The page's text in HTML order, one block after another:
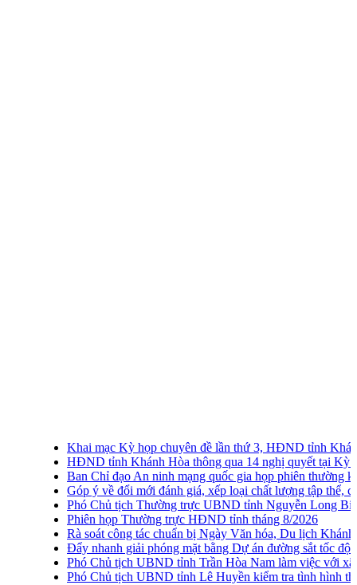
Khai mạc Kỳ họp chuyên đề lần thứ 3, HĐND tỉnh Khánh
HĐND tỉnh Khánh Hòa thông qua 14 nghị quyết tại Kỳ họp
Ban Chỉ đạo An ninh mạng quốc gia họp phiên thường kỳ
Góp ý về đổi mới đánh giá, xếp loại chất lượng tập thể, cá
Phó Chủ tịch Thường trực UBND tỉnh Nguyễn Long Biên
Phiên họp Thường trực HĐND tỉnh tháng 8/2026
Rà soát công tác chuẩn bị Ngày Văn hóa, Du lịch Khánh
Đẩy nhanh giải phóng mặt bằng Dự án đường sắt tốc độ
Phó Chủ tịch UBND tỉnh Trần Hòa Nam làm việc với xã
Phó Chủ tịch UBND tỉnh Lê Huyền kiểm tra tình hình thu